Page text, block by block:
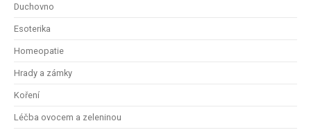
Duchovno
Esoterika
Homeopatie
Hrady a zámky
Koření
Léčba ovocem a zeleninou